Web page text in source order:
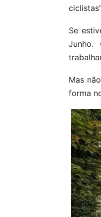
Se
Junho.
Mas
forma